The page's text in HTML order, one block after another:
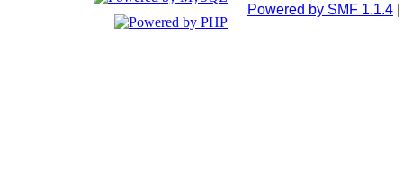
Powered by SMF 1.1.4